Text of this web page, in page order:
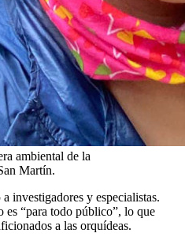
ambiental de la
Martín.
investigadores y especialistas.
es “para todo público”, lo que
a las orquídeas.